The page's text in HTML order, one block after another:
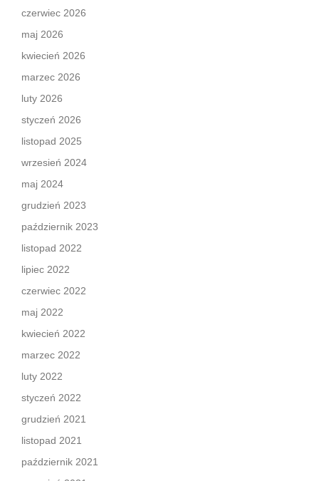
czerwiec 2026
maj 2026
kwiecień 2026
marzec 2026
luty 2026
styczeń 2026
listopad 2025
wrzesień 2024
maj 2024
grudzień 2023
październik 2023
listopad 2022
lipiec 2022
czerwiec 2022
maj 2022
kwiecień 2022
marzec 2022
luty 2022
styczeń 2022
grudzień 2021
listopad 2021
październik 2021